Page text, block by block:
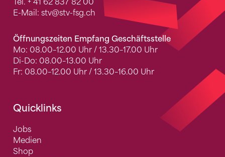
Tel. + 41 62 837 82 00
E-Mail: stv@stv-fsg.ch
Öffnungszeiten Empfang Geschäftsstelle
Mo: 08.00–12.00 Uhr / 13.30–17.00 Uhr
Di-Do: 08.00–13.00 Uhr
Fr: 08.00–12.00 Uhr / 13.30–16.00 Uhr
Quicklinks
Jobs
Medien
Shop